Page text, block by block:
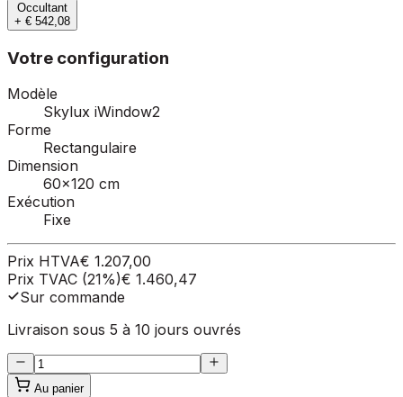
Occultant
+ € 542,08
Votre configuration
Modèle
Skylux iWindow2
Forme
Rectangulaire
Dimension
60×120 cm
Exécution
Fixe
Prix HTVA€ 1.207,00
Prix TVAC (21%)€ 1.460,47
Sur commande
Livraison sous 5 à 10 jours ouvrés
Au panier